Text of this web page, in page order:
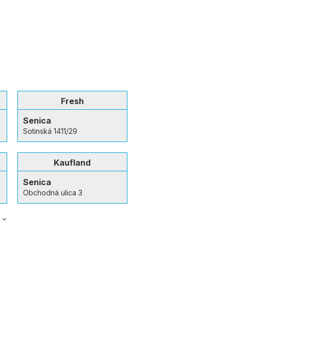
Fresh
Senica
Sotinská 1411/29
Kaufland
Senica
Obchodná ulica 3